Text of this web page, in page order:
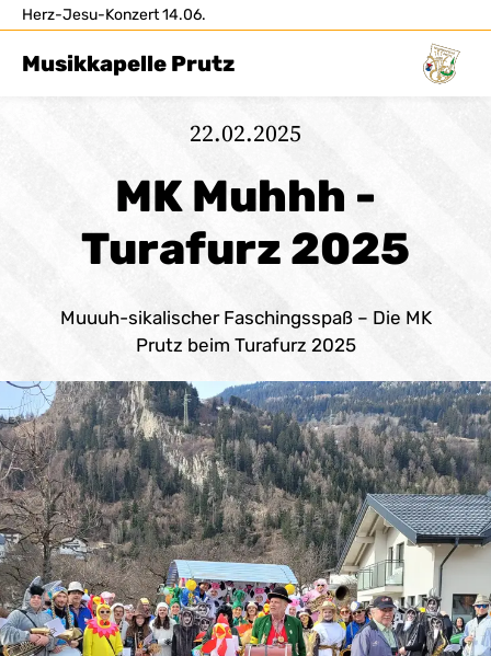
Herz-Jesu-Konzert 14.06.
Musikkapelle Prutz
22.02.2025
MK Muhhh -
Turafurz 2025
Muuuh-sikalischer Faschingsspaß – Die MK
Prutz beim Turafurz 2025